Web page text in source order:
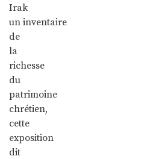
Irak
un inventaire
de
la
richesse
du
patrimoine
chrétien,
cette
exposition
dit